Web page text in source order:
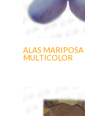
ALAS MARIPOSA
MULTICOLOR